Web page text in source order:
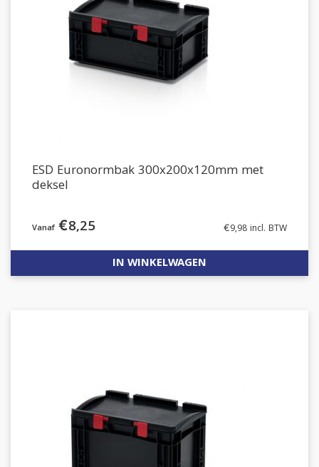
ESD Euronormbak 300x200x120mm met
deksel
€8,25 €9,98 incl. BTW
IN WINKELWAGEN